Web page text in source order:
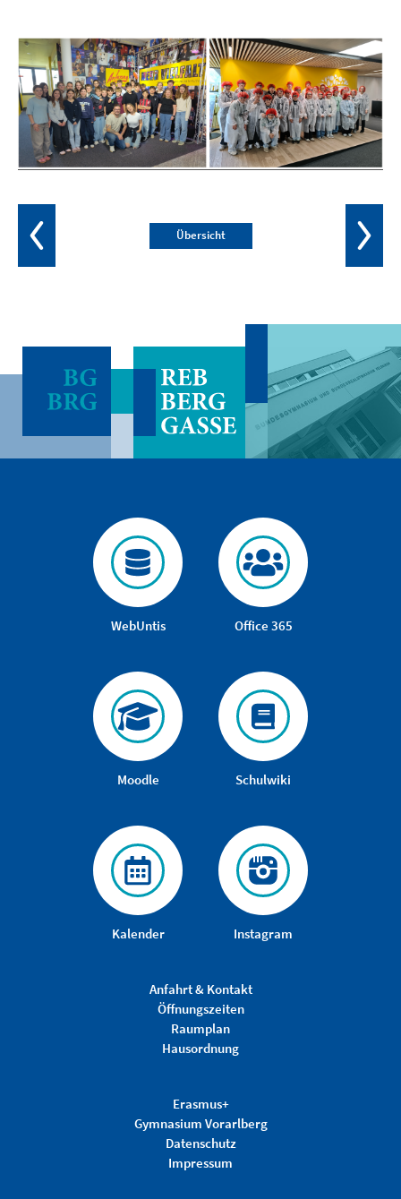
Übersicht
WebUntis Office 365
Moodle Schulwiki
Kalender Instagram
Anfahrt & Kontakt
Öffnungszeiten
Raumplan
Hausordnung
Erasmus+
Gymnasium Vorarlberg
Datenschutz
Impressum